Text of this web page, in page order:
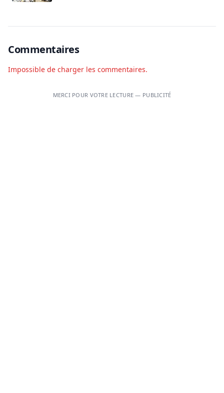
Commentaires
Impossible de charger les commentaires.
MERCI POUR VOTRE LECTURE — PUBLICITÉ